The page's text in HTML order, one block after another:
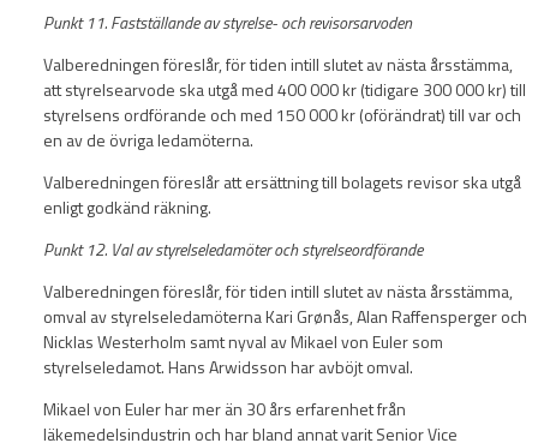
Punkt 11. Fastställande av styrelse- och revisorsarvoden
Valberedningen föreslår, för tiden intill slutet av nästa årsstämma,
att styrelsearvode ska utgå med 400 000 kr (tidigare 300 000 kr) till
styrelsens ordförande och med 150 000 kr (oförändrat) till var och
en av de övriga ledamöterna.
Valberedningen föreslår att ersättning till bolagets revisor ska utgå
enligt godkänd räkning.
Punkt 12. Val av styrelseledamöter och styrelseordförande
Valberedningen föreslår, för tiden intill slutet av nästa årsstämma,
omval av styrelseledamöterna Kari Grønås, Alan Raffensperger och
Nicklas Westerholm samt nyval av Mikael von Euler som
styrelseledamot. Hans Arwidsson har avböjt omval.
Mikael von Euler har mer än 30 års erfarenhet från
läkemedelsindustrin och har bland annat varit Senior Vice